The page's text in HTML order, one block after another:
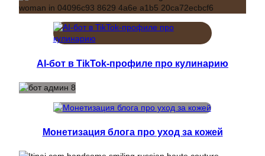
AI-бот в TikTok-профиле про кулинарию
Монетизация блога про уход за кожей